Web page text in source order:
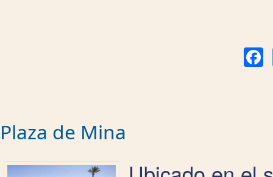
Plaza de Mina